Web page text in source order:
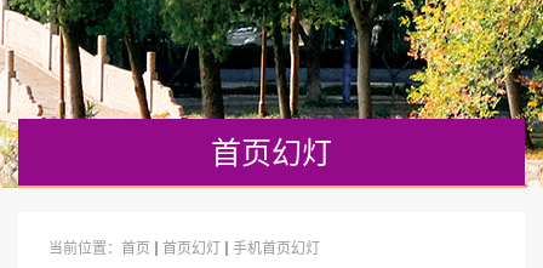
首页幻灯
当前位置： 首页 首页幻灯 手机首页幻灯